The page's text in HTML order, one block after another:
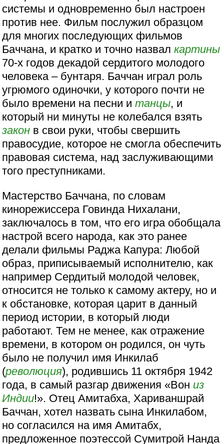
системы и одновременно был настроен
против нее. Фильм послужил образцом
для многих последующих фильмов
Баччана, и кратко и точно назвалкартины
70-х годов декадой сердитого молодого
человека – бунтаря. Баччан играл роль
угрюмого одиночки, у которого почти не
было времени на песни итанцы, и
который ни минуты не колебался взять
закон в свои руки, чтобы свершить
правосудие, которое не смогла обеспечить
правовая система, над заслуживающими
того преступниками.
Мастерство Баччана, по словам
кинорежиссера Говинда Нихалани,
заключалось в том, что его игра обобщала
настрой всего народа, как это ранее
делали фильмы Раджа Капура: Любой
образ, приписываемый исполнителю, как
например Сердитый молодой человек,
относится не только к самому актеру, но и
к обстановке, которая царит в данный
период истории, в который люди
работают. Тем не менее, как отражение
времени, в котором он родился, он чуть
было не получил имя Инкилаб
(революция), родившись 11 октября 1942
года, в самый разгар движения «Вон из
Индии!». Отец Амитабха, Хариваншрай
Баччан, хотел назвать сына Инкилабом,
но согласился на имя Амитабх,
предложенное поэтессой Сумитрой Нанда